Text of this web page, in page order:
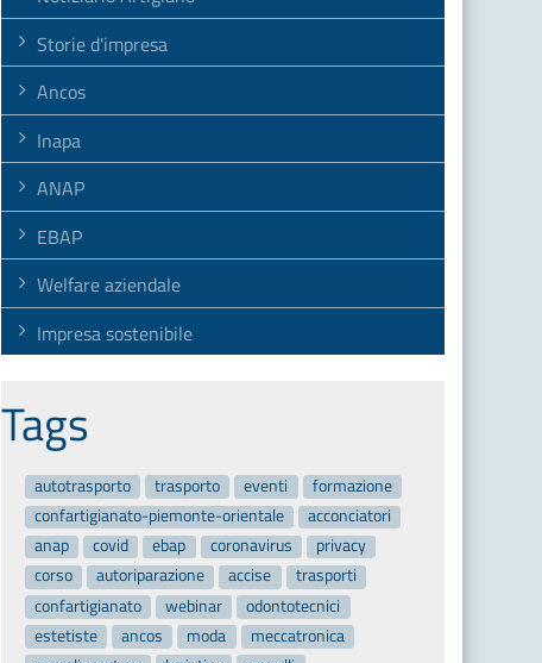
Storie d'impresa
Ancos
Inapa
ANAP
EBAP
Welfare aziendale
Impresa sostenibile
Tags
autotrasporto trasporto eventi
formazione
confartigianato-piemonte-orientale
acconciatori
anap
covid ebap coronavirus
privacy
corso
autoriparazione accise
trasporti
confartigianato
webinar
odontotecnici
estetiste
ancos moda
meccatronica